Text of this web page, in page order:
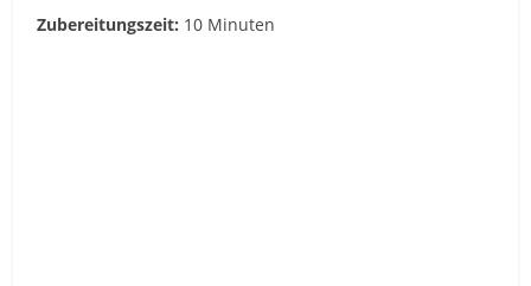
Zubereitungszeit: 10 Minuten